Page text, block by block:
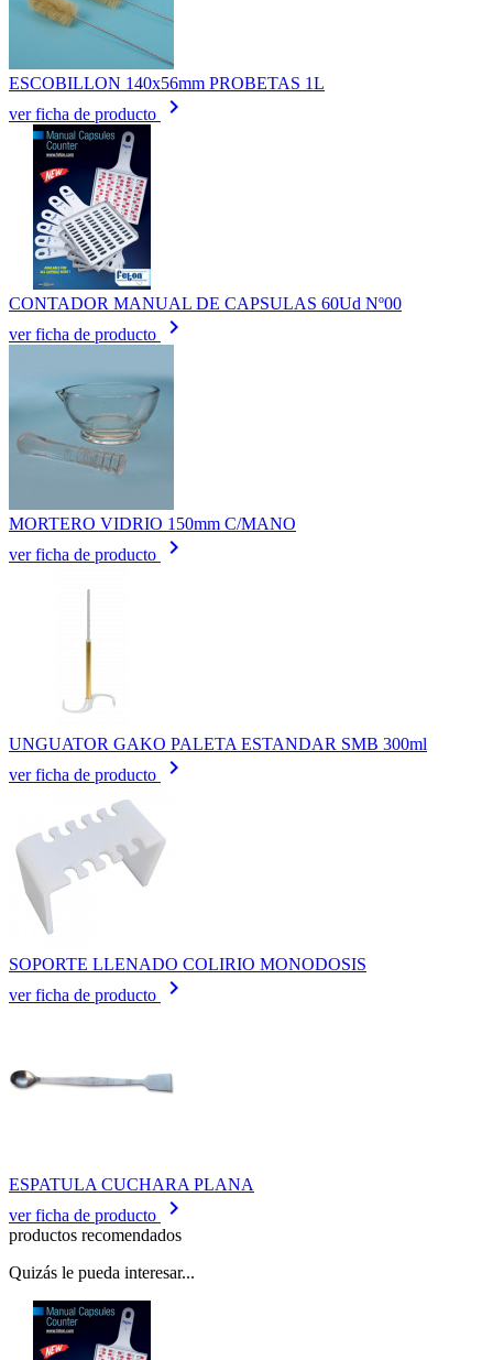
ESCOBILLON 140x56mm PROBETAS 1L
ver ficha de producto
keyboard_arrow_right
CONTADOR MANUAL DE CAPSULAS 60Ud Nº00
ver ficha de producto
keyboard_arrow_right
MORTERO VIDRIO 150mm C/MANO
ver ficha de producto
keyboard_arrow_right
UNGUATOR GAKO PALETA ESTANDAR SMB 300ml
ver ficha de producto
keyboard_arrow_right
SOPORTE LLENADO COLIRIO MONODOSIS
ver ficha de producto
keyboard_arrow_right
ESPATULA CUCHARA PLANA
ver ficha de producto
keyboard_arrow_right
productos recomendados
Quizás le pueda interesar...